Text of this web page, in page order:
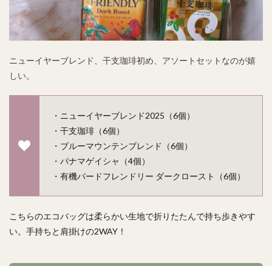
ニューイヤーブレンド、干支珈琲初め、アソートセットなのが嬉
しい。
・ニューイヤーブレンド2025（6個）
・干支珈琲（6個）
・ブルーマウンテンブレンド（6個）
・パナマゲイシャ（4個）
・有機バードフレンドリー ダークロースト（6個）
こちらのエコバッグは柔らかい生地で折りたたんで持ち歩きやす
い。手持ちと肩掛けの2WAY！